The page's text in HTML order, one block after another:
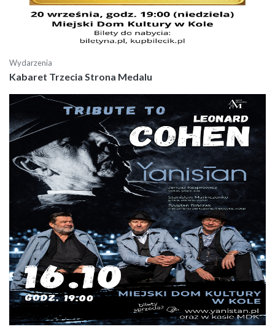
Wydarzenia
Kabaret Trzecia Strona Medalu